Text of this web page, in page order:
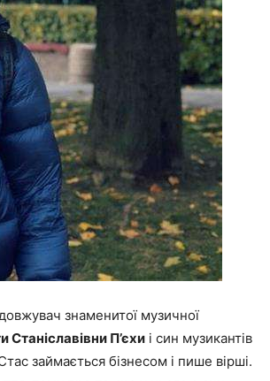
знаменитої музичної
Станіславівни П’єхи і син музикантів
займається бізнесом і пише вірші.